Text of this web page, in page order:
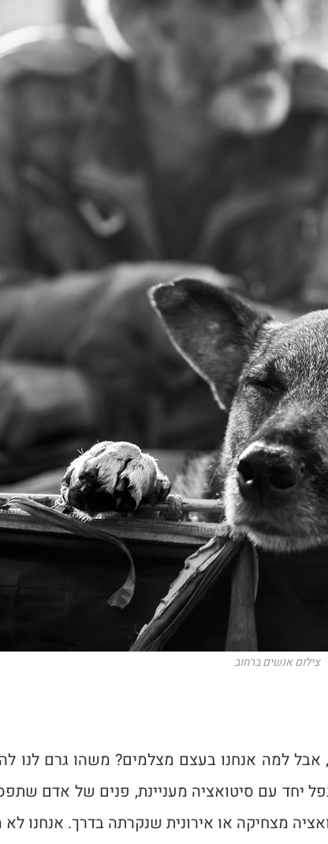
צילום אנשים ברחוב
אבל למה אנחנו בעצם מצלמים? משהו גרם לנו
יחד עם סיטואציה מעניינת, פנים של אדם
מצחיקה או אירונית שנקרתה בדרך. אנחנו